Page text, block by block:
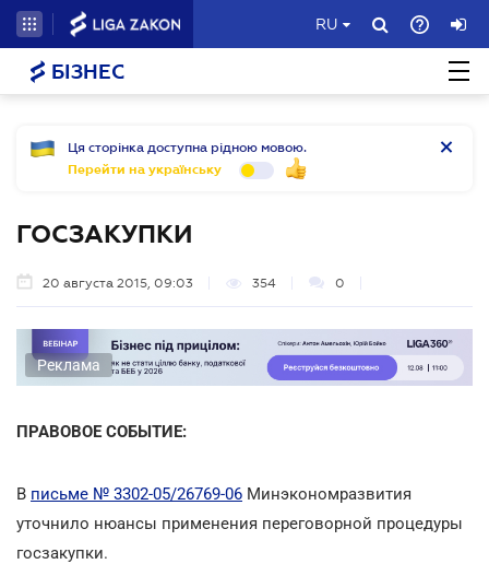
RU
БІЗНЕС
Ця сторінка доступна рідною мовою.
Перейти на українську
ГОСЗАКУПКИ
20 августа 2015, 09:03 354 0
Реклама
ПРАВОВОЕ СОБЫТИЕ:
В письме № 3302-05/26769-06 Минэкономразвития
уточнило нюансы применения переговорной процедуры
госзакупки.